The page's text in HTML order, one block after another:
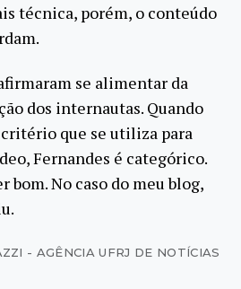
técnica, porém, o conteúdo
se alimentar da
dos internautas. Quando
que se utiliza para
Fernandes é categórico.
bom. No caso do meu blog,
- AGÊNCIA UFRJ DE NOTÍCIAS